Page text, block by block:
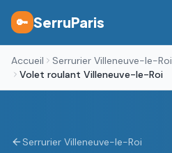
🔑 SerruParis
Accueil
Serrurier Villeneuve-le-Roi
Volet roulant Villeneuve-le-Roi
Serrurier Villeneuve-le-Roi